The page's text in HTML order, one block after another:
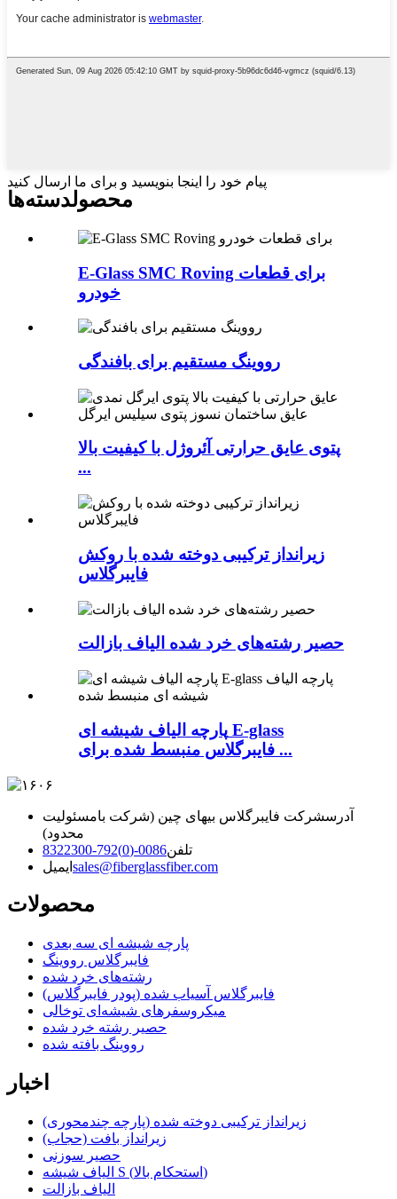
پیام خود را اینجا بنویسید و برای ما ارسال کنید
محصولدسته‌ها
E-Glass SMC Roving برای قطعات
خودرو
رووینگ مستقیم برای بافندگی
پتوی عایق حرارتی آئروژل با کیفیت بالا
...
زیرانداز ترکیبی دوخته شده با روکش
فایبرگلاس
حصیر رشته‌های خرد شده الیاف بازالت
پارچه الیاف شیشه ای E-glass
فایبرگلاس منبسط شده برای ...
آدرسشرکت فایبرگلاس بیهای چین (شرکت بامسئولیت
محدود)
تلفن0086-(0)792-8322300
ایمیل sales@fiberglassfiber.com
محصولات
پارچه شیشه ای سه بعدی
فایبرگلاس رووینگ
رشته‌های خرد شده
فایبرگلاس آسیاب شده (پودر فایبرگلاس)
میکروسفرهای شیشه‌ای توخالی
حصیر رشته خرد شده
رووینگ بافته شده
اخبار
زیرانداز ترکیبی دوخته شده (پارچه چندمحوری)
زیرانداز بافت (حجاب)
حصیر سوزنی
الیاف شیشه S (استحکام بالا)
الیاف بازالت